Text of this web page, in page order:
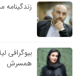
زندگینامه
بیوگرافی
همسرش